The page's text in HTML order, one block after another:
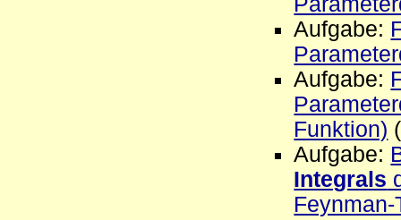
Aufgabe:
Aufgabe:
Funktion)
Aufgabe:
Integrals